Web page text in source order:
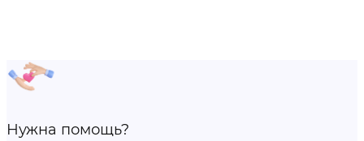
Нужна помощь?